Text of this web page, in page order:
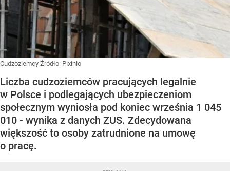
Cudzoziemcy Źródło: Pixinio
Liczba cudzoziemców pracujących legalnie
w Polsce i podlegających ubezpieczeniom
społecznym wyniosła pod koniec września 1 045
010 - wynika z danych ZUS. Zdecydowana
większość to osoby zatrudnione na umowę
o pracę.